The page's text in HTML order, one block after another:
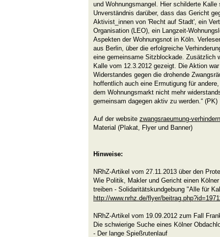
und Wohnungsmangel. Hier schilderte
Unverständnis darüber, dass das Gericht
Aktivist_innen von 'Recht auf Stadt', ein
Organisation (LEO), ein Langzeit-
Aspekten der Wohnungsnot in Köln.
aus Berlin, über die erfolgreiche
eine gemeinsame Sitzblockade. Zusätzlich
Kalle vom 12.3.2012 gezeigt. Die Aktion
Widerstandes gegen die drohende
hoffentlich auch eine Ermutigung für
dem Wohnungsmarkt nicht mehr
gemeinsam dagegen aktiv zu werden.“ (PK)
Auf der website zwangsraeumung-
Material (Plakat, Flyer und Banner)
Hinweise:
NRhZ-Artikel vom 27.11.2013 über den
Wie Politik, Makler und Gericht einen
treiben - Solidaritätskundgebung "Alle für
http://www.nrhz.de/flyer/
NRhZ-Artikel vom 19.09.2012 zum Fall
Die schwierige Suche eines Kölner
- Der lange Spießrutenlauf